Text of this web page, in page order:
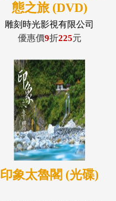
態之旅 (DVD)
雕刻時光影視有限公司
優惠價9折225元
印象太魯閣 (光碟)